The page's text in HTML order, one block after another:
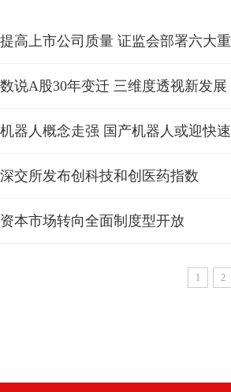
提高上市公司质量 证监会部署六大
数说A股30年变迁 三维度透视新发展
机器人概念走强 国产机器人或迎快
深交所发布创科技和创医药指数
资本市场转向全面制度型开放
1 2